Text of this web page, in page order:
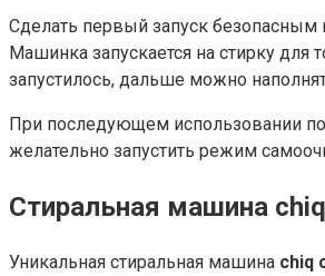
Сделать первый запуск
Машинка запускается на стирку для
запустилось, дальше можно
При последующем использовании
желательно запустить режим
Стиральная машина
Уникальная стиральная машина chiq